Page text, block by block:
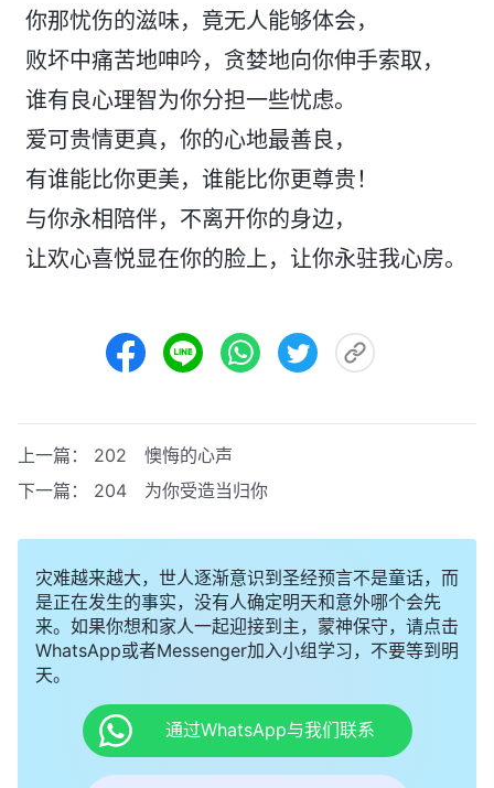
你那忧伤的滋味，竟无人能够体会，
败坏中痛苦地呻吟，贪婪地向你伸手索取，
谁有良心理智为你分担一些忧虑。
爱可贵情更真，你的心地最善良，
有谁能比你更美，谁能比你更尊贵！
与你永相陪伴，不离开你的身边，
让欢心喜悦显在你的脸上，让你永驻我心房。
上一篇： 202 懊悔的心声
下一篇： 204 为你受造当归你
灾难越来越大，世人逐渐意识到圣经预言不是童话，而
是正在发生的事实，没有人确定明天和意外哪个会先
来。如果你想和家人一起迎接到主，蒙神保守，请点击
WhatsApp或者Messenger加入小组学习，不要等到明
天。
通过WhatsApp与我们联系